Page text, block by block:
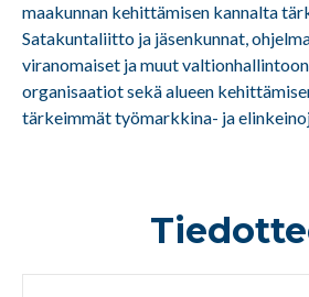
maakunnan kehittämisen kannalta
Satakuntaliitto ja jäsenkunnat,
viranomaiset ja muut
organisaatiot sekä alueen
tärkeimmät työmarkkina- ja